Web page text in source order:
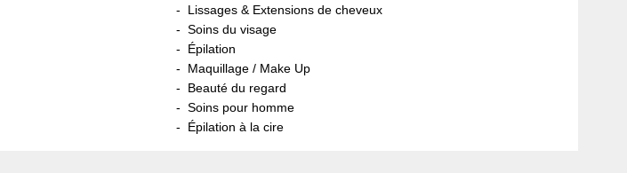
Lissages & Extensions de cheveux
Soins du visage
Épilation
Maquillage / Make Up
Beauté du regard
Soins pour homme
Épilation à la cire